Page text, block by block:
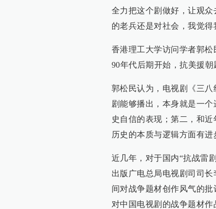
全力把这个剧做好，让观
的老兵还是对社会，我觉
香港理工大学访问学者郭
90年代后期开始，抗美援
郭松民认为，电视剧《三
剧能够播出，本身就是一
史自信的表现；第二，和
历史的本质与逻辑方面有进
近几年，对于国内“抗战雷
出版广电总局电视剧司司
间对战争题材创作风气的
对中国电视剧的战争题材作